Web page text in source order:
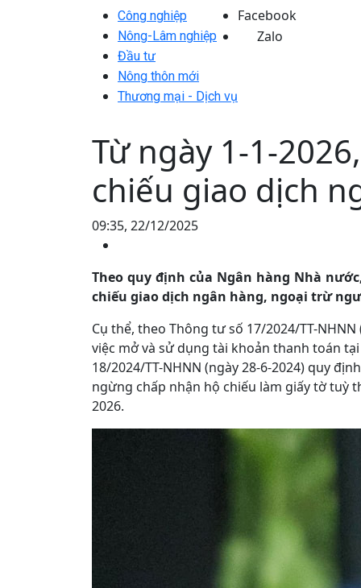
Công nghiệp
Nông-Lâm nghiệp
Đầu tư
Nông thôn mới
Thương mại - Dịch vụ
Facebook
Zalo
Từ ngày 1-1-
chiếu giao dịch
09:35, 22/12/2025
Theo quy định của Ngân hàng Nhà
chiếu giao dịch ngân hàng, ngoại trừ
Cụ thể, theo Thông tư số 17/2024/TT-
việc mở và sử dụng tài khoản thanh toán
18/2024/TT-NHNN (ngày 28-6-2024) quy
ngừng chấp nhận hộ chiếu làm giấy tờ tuỳ
2026.